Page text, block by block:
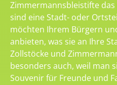
Zimmermannsbleistifte das
sind eine Stadt- oder
möchten Ihrem Bürgern
anbieten, was sie an Ihre
Zollstöcke und
besonders auch, weil man
Souvenir für Freunde und